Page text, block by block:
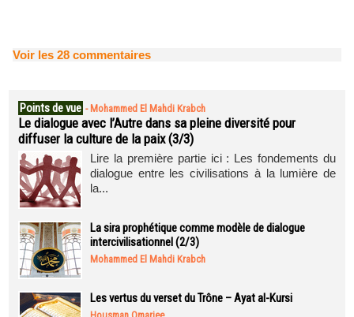
Voir les 28 commentaires
Points de vue - Mohammed El Mahdi Krabch
Le dialogue avec l’Autre dans sa pleine diversité pour
diffuser la culture de la paix (3/3)
Lire la première partie ici : Les fondements du
dialogue entre les civilisations à la lumière de
la...
La sira prophétique comme modèle de dialogue
intercivilisationnel (2/3)
Mohammed El Mahdi Krabch
Les vertus du verset du Trône – Ayat al-Kursi